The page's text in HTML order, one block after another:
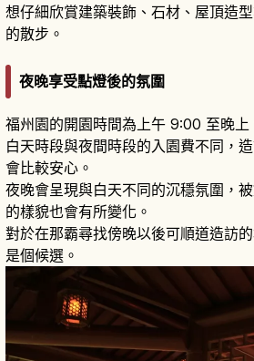
想仔細欣賞建築裝飾、石材、屋頂造
的散步。
夜晚享受點燈後的氛圍
福州園的開園時間為上午 9:00 至晚上
白天時段與夜間時段的入園費不同，
會比較安心。
夜晚會呈現與白天不同的沉穩氛圍，
的樣貌也會有所變化。
對於在那霸尋找傍晚以後可順道造訪
是個候選。